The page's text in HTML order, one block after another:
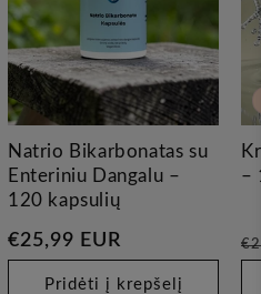
Natrio Bikarbonatas su
Enteriniu Dangalu –
120 kapsulių
Įprasta
kaina
€25,99 EUR
Pridėti į krepšelį
–